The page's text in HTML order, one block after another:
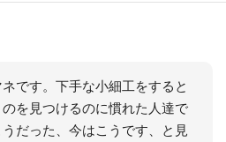
です。下手な小細工をすると
を見つけるのに慣れた人達で
だった、今はこうです、と見